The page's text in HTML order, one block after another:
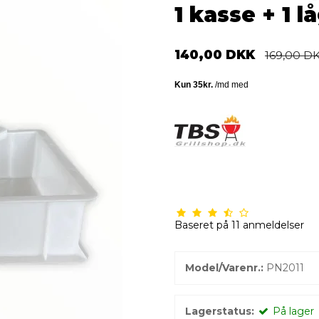
1 kasse + 1
140,00 DKK 169,00
Baseret på 11 anmeldelser
Model/Varenr.: PN2011
Lagerstatus: På lager